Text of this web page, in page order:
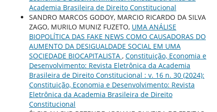
Academia Brasileira de Direito Constitucional
SANDRO MARCOS GODOY, MARCIO RICARDO DA SILVA
ZAGO, MURILO MUNIZ FUZETO, UMA ANÁLISE
BIOPOLÍTICA DAS FAKE NEWS COMO CAUSADORAS DO
AUMENTO DA DESIGUALDADE SOCIAL EM UMA
SOCIEDADE BIOCAPITALISTA , Constituição, Economia e
Desenvolvimento: Revista Eletrônica da Academia
Brasileira de Direito Constitucional : v. 16 n. 30 (2024):
Constituição, Economia e Desenvolvimento: Revista
Eletrônica da Academia Brasileira de Direito
Constitucional